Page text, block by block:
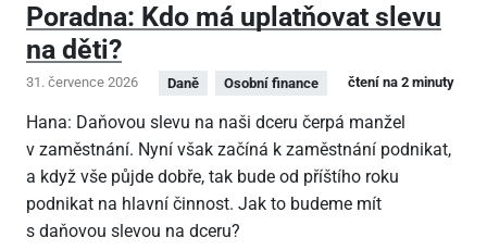
Poradna: Kdo má uplatňovat slevu
na děti?
31. července 2026 Daně Osobní finance čtení na 2 minuty
Hana: Daňovou slevu na naši dceru čerpá manžel
v zaměstnání. Nyní však začíná k zaměstnání podnikat,
a když vše půjde dobře, tak bude od příštího roku
podnikat na hlavní činnost. Jak to budeme mít
s daňovou slevou na dceru?